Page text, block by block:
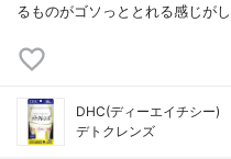
るものがゴソっととれる感じが
DHC(ディーエイチシー)
デトクレンズ